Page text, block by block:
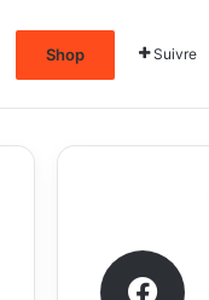
Shop Suivre